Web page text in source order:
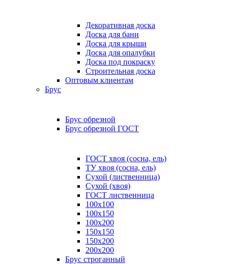
Декоративная доска
Доска для бани
Доска для крыши
Доска для опалубки
Доска под покраску
Строительная доска
Оптовым клиентам
Брус
Брус обрезной
Брус обрезной ГОСТ
ГОСТ хвоя (сосна, ель)
ТУ хвоя (сосна, ель)
Сухой (лиственница)
Сухой (хвоя)
ГОСТ лиственница
100x100
100x150
100x200
150x150
150x200
200x200
Брус строганный